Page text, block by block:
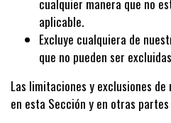
cualquier manera que no
aplicable.
Excluye cualquiera de
que no pueden ser
Las limitaciones y exclusiones
en esta Sección y en otras